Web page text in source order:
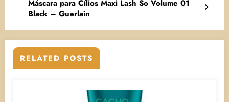
Máscara para Cílios Maxi Lash So Volume 01
Black – Guerlain
RELATED POSTS